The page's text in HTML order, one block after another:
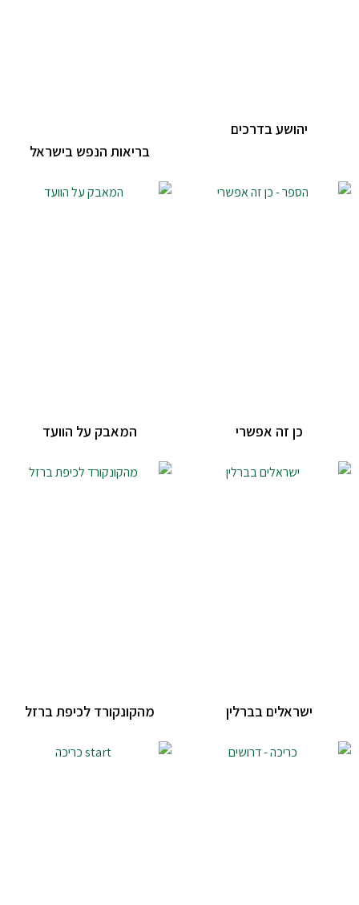
יהושע בדרכים
בריאות הנפש בישראל
כן זה אפשרי המאבק על הוועד
ישראלים בברלין מהקונקורד לכיפת ברזל